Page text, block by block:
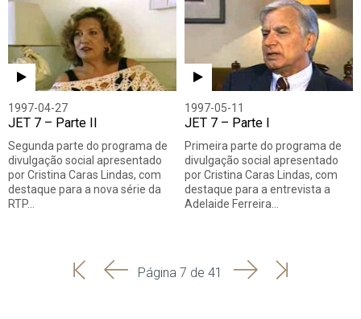
1997-04-27
JET 7 – Parte II
Segunda parte do programa de
divulgação social apresentado
por Cristina Caras Lindas, com
destaque para a nova série da
RTP…
1997-05-11
JET 7 – Parte I
Primeira parte do programa de
divulgação social apresentado
por Cristina Caras Lindas, com
destaque para a entrevista a
Adelaide Ferreira…
'
'
Página 7 de 41 SeguinteÚltima